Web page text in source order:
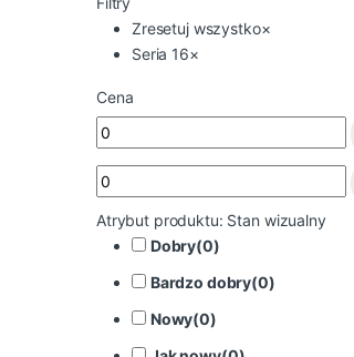
Zresetuj wszystko×
Seria 16×
Cena
Atrybut produktu: Stan wizualny
Dobry(0)
Bardzo dobry(0)
Nowy(0)